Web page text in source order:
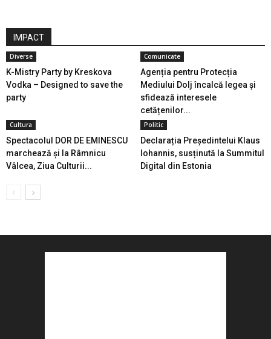
IMPACT
Diverse
K-Mistry Party by Kreskova
Vodka – Designed to save the
party
Comunicate
Agenția pentru Protecția
Mediului Dolj încalcă legea și
sfidează interesele
cetățenilor...
Cultura
Spectacolul DOR DE EMINESCU
marchează și la Râmnicu
Vâlcea, Ziua Culturii...
Politic
Declarația Președintelui Klaus
Iohannis, susținută la Summitul
Digital din Estonia